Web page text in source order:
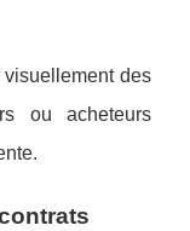
visuellement des
ou acheteurs